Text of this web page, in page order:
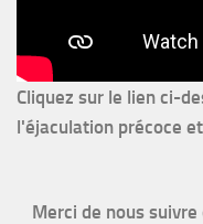
Cliquez sur le lien ci-
l'éjaculation précoce
Merci de nous